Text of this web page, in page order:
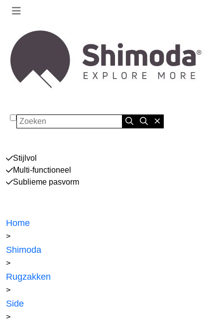
Zoeken
Stijlvol
Multi-functioneel
Sublieme pasvorm
Home
>
Shimoda
>
Rugzakken
>
Side
>